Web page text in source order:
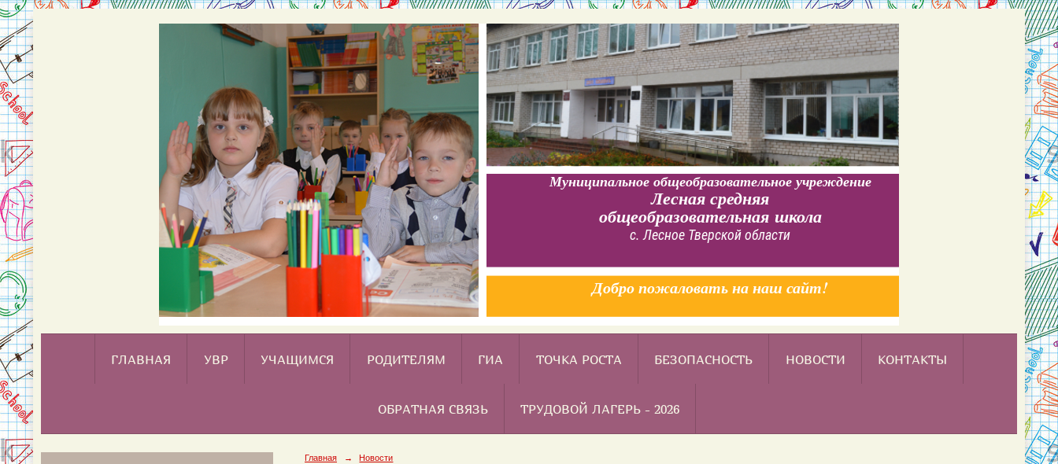
Муниципальное общеобразовательное учреждение
Лесная средняя
общеобразовательная школа
с. Лесное Тверской области
Добро пожаловать на наш сайт!
ГЛАВНАЯ УВР УЧАЩИМСЯ РОДИТЕЛЯМ ГИА ТОЧКА РОСТА БЕЗОПАСНОСТЬ НОВОСТИ КОНТАКТЫ
ОБРАТНАЯ СВЯЗЬ ТРУДОВОЙ ЛАГЕРЬ - 2026
Главная → Новости